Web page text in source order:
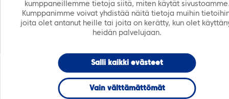
kumppaneillemme tietoja siitä, miten käytät
Kumppanimme voivat yhdistää näitä tietoja muihin
joita olet antanut heille tai joita on kerätty, kun olet
heidän palvelujaan.
Salli kaikki evästeet
Vain välttämättömät
TieraCafé-
webinaari
22.4.2020 klo 9-